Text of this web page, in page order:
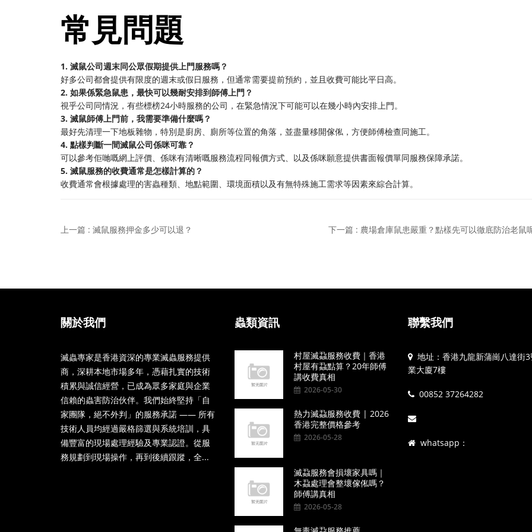
常見問題
1. 滅鼠公司週末同公眾假期提供上門服務嗎？
好多公司都會提供有限度的週末或假日服務，但通常需要提前預約，並且收費可能比平日高。
2. 如果係緊急鼠患，最快可以幾耐安排到師傅上門？
視乎公司同情況，有些標榜24小時服務的公司，在緊急情況下可能可以在幾小時內安排上門。
3. 滅鼠師傅上門前，我需要準備什麼嗎？
最好先清理一下地板雜物，特別是廚房、廁所等位置的角落，並盡量移開傢俬，方便師傅檢查同施工。
4. 點樣判斷一間滅鼠公司係咪可靠？
可以參考佢哋嘅網上評價、係咪有清晰嘅服務流程同報價方式、以及係咪願意提供書面報價單同服務保障承諾。
5. 滅鼠服務的收費通常是怎樣計算的？
收費通常會根據處理的害蟲種類、地點範圍、環境面積以及有無特殊施工需求等因素來綜合計算。
上一篇 : 滅鼠服務押金多少可以退？ 下一篇 : 農場倉庫鼠患嚴重？點樣先可以徹底防治老鼠
關於我們
滅蟲專家是香港資深的專業滅蟲服務提供
商，深耕本地市場多年，憑藉扎實的技術
積累與誠信經營，已成為眾多家庭與企業
信賴的蟲害防治伙伴。我們始終堅持「自
家團隊，絕不外判」的服務承諾 —— 所有
技術人員均經過嚴格篩選與系統培訓，具
備豐富的現場處理經驗及專業認證。從服
務規劃到現場操作，再到後續跟蹤，全...
蟲類資訊
村屋滅蝨服務收費｜香港
村屋有蝨點算？20年師傅
講收費真相
2026-05-30
熱力滅蝨服務收費 | 2026
香港完整價格參考
2026-05-28
滅蝨服務會損壞家具嗎｜
木蝨處理會整壞傢俬嗎？
師傅講真相
2026-05-28
聯繫我們
地址：香港九龍新蒲崗八達街
業大廈7樓
00852 37264282
whatsapp：